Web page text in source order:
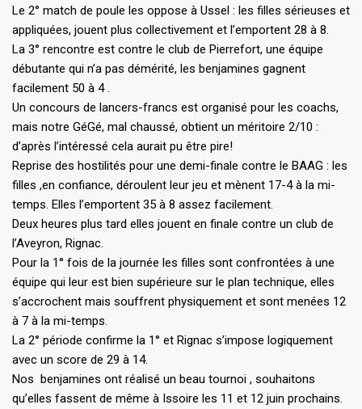
Le 2° match de poule les oppose à Ussel : les filles sérieuses et
appliquées, jouent plus collectivement et l’emportent 28 à 8.
La 3° rencontre est contre le club de Pierrefort, une équipe
débutante qui n’a pas démérité, les benjamines gagnent
facilement 50 à 4 .
Un concours de lancers-francs est organisé pour les coachs,
mais notre GéGé, mal chaussé, obtient un méritoire 2/10 :
d’après l’intéressé cela aurait pu être pire!
Reprise des hostilités pour une demi-finale contre le BAAG : les
filles ,en confiance, déroulent leur jeu et mènent 17-4 à la mi-
temps. Elles l’emportent 35 à 8 assez facilement.
Deux heures plus tard elles jouent en finale contre un club de
l’Aveyron, Rignac.
Pour la 1° fois de la journée les filles sont confrontées à une
équipe qui leur est bien supérieure sur le plan technique, elles
s’accrochent mais souffrent physiquement et sont menées 12
à 7 à la mi-temps.
La 2° période confirme la 1° et Rignac s’impose logiquement
avec un score de 29 à 14.
Nos benjamines ont réalisé un beau tournoi , souhaitons
qu’elles fassent de même à Issoire les 11 et 12 juin prochains.